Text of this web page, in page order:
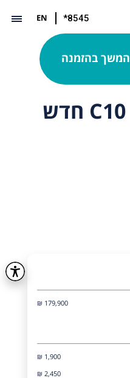
*8545
EN
המשך בהזמנה
179,900 ₪
₪ 1,900
₪ 2,450